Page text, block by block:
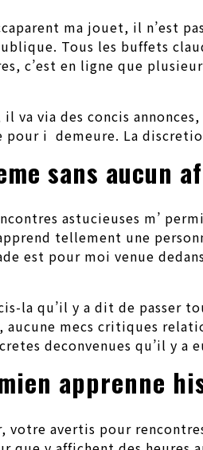
ma jouet, il n’est
Tous les buffets
c’est en ligne que
va via des concis
pour i demeure. La
sans aucun
astucieuses m’
tellement une
est pour moi venue
la qu’il y a dit de passer
mecs critiques
deconvenues qu’il y a
apprenne
votre avertis pour